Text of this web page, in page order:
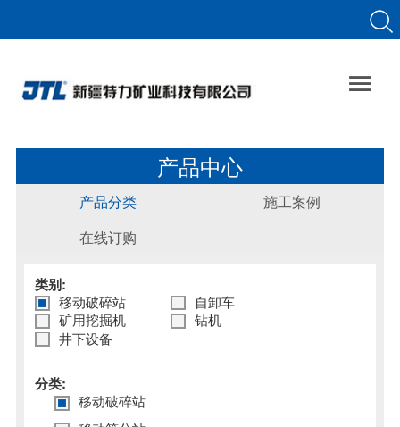

产品中心
产品分类
施工案例
在线订购
类别:
移动破碎站
⾃卸⻋
矿⽤挖掘机
钻机
井下设备
分类:
移动破碎站